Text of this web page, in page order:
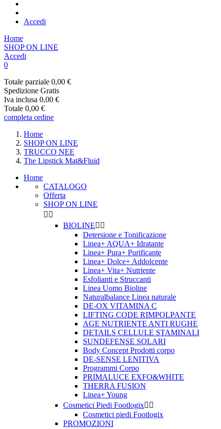
Accedi
Home
SHOP ON LINE
Accedi
0
Totale parziale 0,00 €
Spedizione Gratis
Iva inclusa 0,00 €
Totale 0,00 €
completa ordine
Home
SHOP ON LINE
TRUCCO NEE
The Lipstick Mat&Fluid
Home
CATALOGO
Offerta
SHOP ON LINE
 
BIOLINE 
Detersione e Tonificazione
Linea+ AQUA+ Idratante
Linea+ Pura+ Purificante
Linea+ Dolce+ Addolcente
Linea+ Vita+ Nutriente
Esfolianti e Struccanti
Linea Uomo Bioline
Naturalbalance Linea naturale
DE-OX VITAMINA C
LIFTING CODE RIMPOLPANTE
AGE NUTRIENTE ANTI RUGHE
DETAILS CELLULE STAMINALI
SUNDEFENSE SOLARI
Body Concept Prodotti corpo
DE-SENSE LENITIVA
Programmi Corpo
PRIMALUCE EXFO&WHITE
THERRA FUSION
Linea+ Young
Cosmetici Piedi Footlogix 
Cosmetici piedi Footlogix
PROMOZIONI